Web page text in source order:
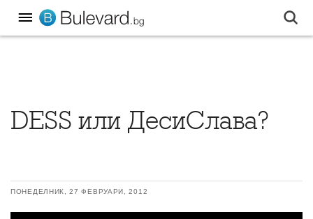
DESS или ДесиСлава?
ПОНЕДЕЛНИК, 27 ФЕВРУАРИ, 2012